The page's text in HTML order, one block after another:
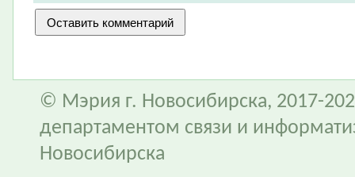
© Мэрия г. Новосибирска, 2017-
департаментом связи и
Новосибирска